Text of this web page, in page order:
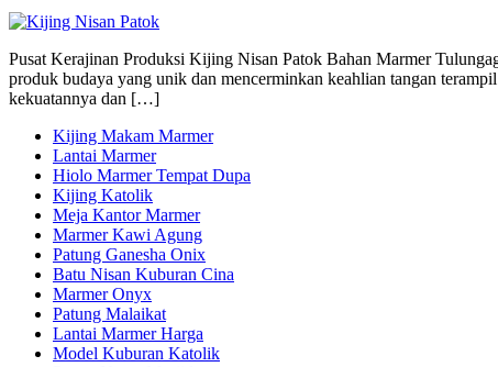
Pusat Kerajinan Produksi Kijing Nisan Patok Bahan Marmer
produk budaya yang unik dan mencerminkan keahlian tangan
kekuatannya dan […]
Kijing Makam Marmer
Lantai Marmer
Hiolo Marmer Tempat Dupa
Kijing Katolik
Meja Kantor Marmer
Marmer Kawi Agung
Patung Ganesha Onix
Batu Nisan Kuburan Cina
Marmer Onyx
Patung Malaikat
Lantai Marmer Harga
Model Kuburan Katolik